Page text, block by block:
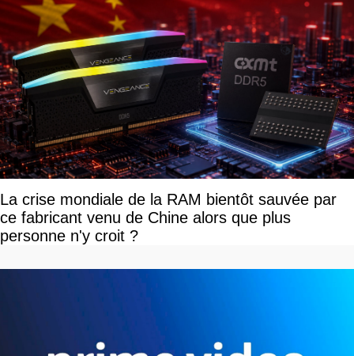
La crise mondiale de la RAM bientôt sauvée par
ce fabricant venu de Chine alors que plus
personne n'y croit ?